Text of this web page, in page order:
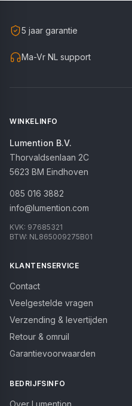
5 jaar garantie
Ma-Vr NL support
WINKELINFO
Lumention B.V.
Thorvaldsenlaan 2C
5623 BM Eindhoven
085 016 3882
info@lumention.com
KVK: 97685321
BTW: NL865009275B01
KLANTENSERVICE
Contact
Veelgestelde vragen
Verzending & levertijden
Retour & omruil
Garantievoorwaarden
BEDRIJFSINFO
Over Lumention